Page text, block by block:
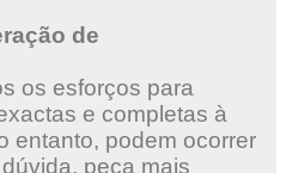
de
os esforços para
e completas à
entanto, podem ocorrer
peça mais